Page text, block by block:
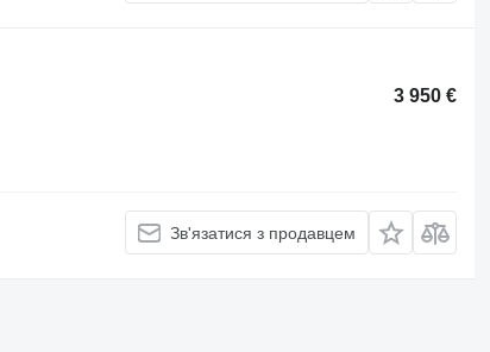
3 950 €
Зв'язатися з продавцем